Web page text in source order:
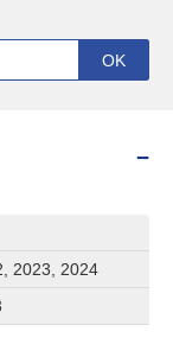
2023, 2024